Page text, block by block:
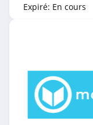
Expiré: En cours